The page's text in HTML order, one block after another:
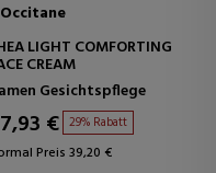
LIGHT COMFORTING
CREAM
Gesichtspflege
€ 29% Rabatt
Preis 39,20 €